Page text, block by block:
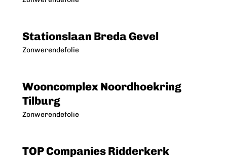
Stationslaan Breda Gevel
Zonwerendefolie
Wooncomplex Noordhoekring
Tilburg
Zonwerendefolie
TOP Companies Ridderkerk